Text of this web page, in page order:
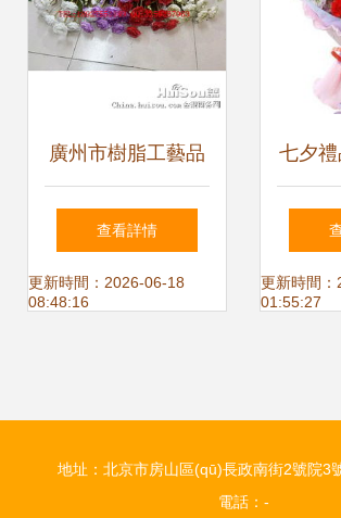
廣州市樹脂工藝品
仿真花批發(fā)價
格詳解 玫瑰、繡球
查看詳情
更新時間：2026-06-18
08:48:16
七夕
花速
更新時間
01:55:27
地址：北京市房山區(qū)長政南街2號院3
電話：-